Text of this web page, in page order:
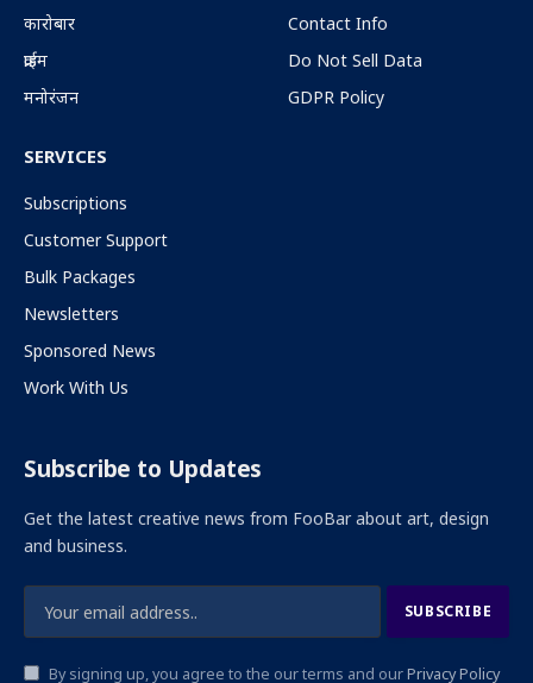
कारोबार
क्राईम
मनोरंजन
Contact Info
Do Not Sell Data
GDPR Policy
SERVICES
Subscriptions
Customer Support
Bulk Packages
Newsletters
Sponsored News
Work With Us
Subscribe to Updates
Get the latest creative news from FooBar about art, design
and business.
By signing up, you agree to the our terms and ourPrivacy Policy